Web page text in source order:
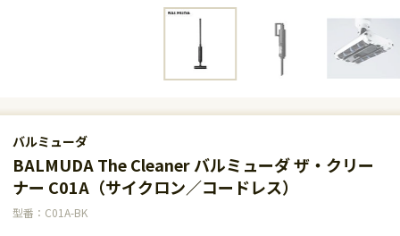
バルミューダ
BALMUDA The Cleaner バルミューダ ザ・クリー
ナー C01A（サイクロン／コードレス）
型番：C01A-BK